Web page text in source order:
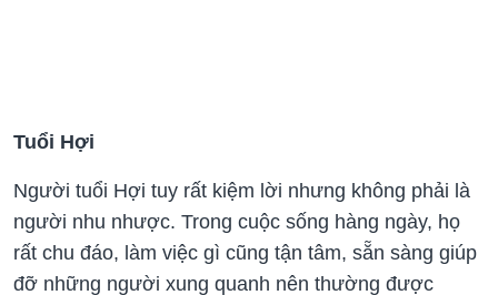
Tuổi Hợi
Người tuổi Hợi tuy rất kiệm lời nhưng không phải là
người nhu nhược. Trong cuộc sống hàng ngày, họ
rất chu đáo, làm việc gì cũng tận tâm, sẵn sàng giúp
đỡ những người xung quanh nên thường được